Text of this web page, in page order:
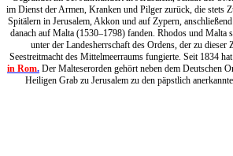
im Dienst der Armen, Kranken und Pilger zurück, die stets
Spitälern in Jerusalem, Akkon und auf Zypern,
danach auf Malta (1530–1798) fanden. Rhodos und Malta
unter der Landesherrschaft des Ordens, der zu dieser
Seestreitmacht des Mittelmeerraums fungierte. Seit 1834
in Rom. Der Malteserorden gehört neben dem Deutschen
Heiligen Grab zu Jerusalem zu den päpstlich